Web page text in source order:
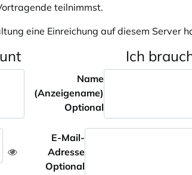
teilnimmst.
eine Einreichung auf diesem Server
Ich
Name
(Anzeigename)
Optional
E-Mail-
Adresse
Optional